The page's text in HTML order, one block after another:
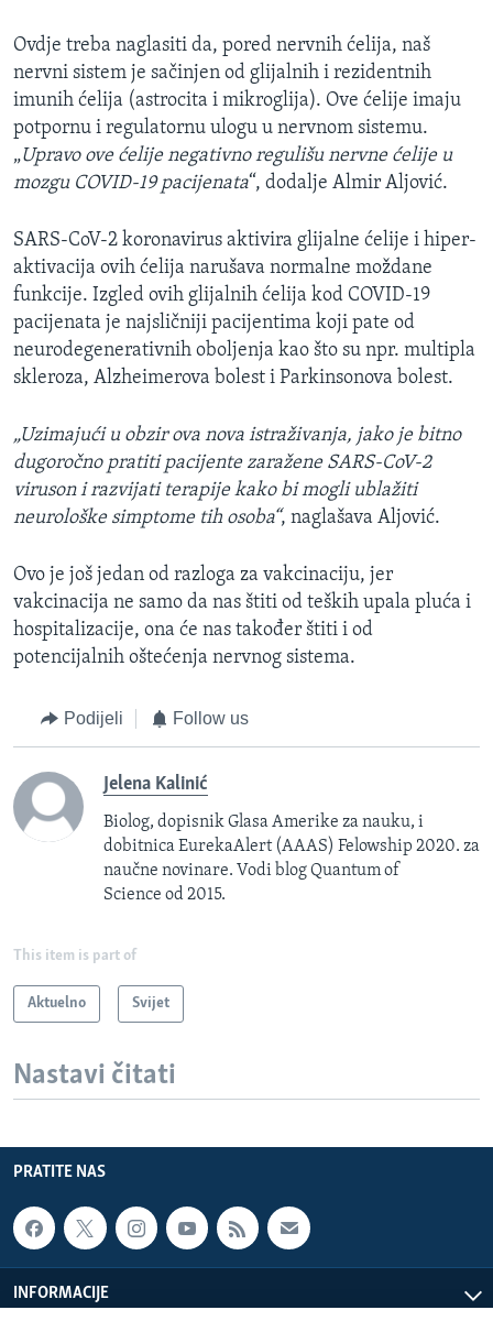
Ovdje treba naglasiti da, pored nervnih ćelija, naš
nervni sistem je sačinjen od glijalnih i rezidentnih
imunih ćelija (astrocita i mikroglija). Ove ćelije imaju
potpornu i regulatornu ulogu u nervnom sistemu.
„Upravo ove ćelije negativno regulišu nervne ćelije u
mozgu COVID-19 pacijenata“, dodalje Almir Aljović.
SARS-CoV-2 koronavirus aktivira glijalne ćelije i hiper-
aktivacija ovih ćelija narušava normalne moždane
funkcije. Izgled ovih glijalnih ćelija kod COVID-19
pacijenata je najsličniji pacijentima koji pate od
neurodegenerativnih oboljenja kao što su npr. multipla
skleroza, Alzheimerova bolest i Parkinsonova bolest.
„Uzimajući u obzir ova nova istraživanja, jako je bitno
dugoročno pratiti pacijente zaražene SARS-CoV-2
viruson i razvijati terapije kako bi mogli ublažiti
neurološke simptome tih osoba“, naglašava Aljović.
Ovo je još jedan od razloga za vakcinaciju, jer
vakcinacija ne samo da nas štiti od teških upala pluća i
hospitalizacije, ona će nas također štiti i od
potencijalnih oštećenja nervnog sistema.
Podijeli Follow us
Jelena Kalinić
Biolog, dopisnik Glasa Amerike za nauku, i
dobitnica EurekaAlert (AAAS) Felowship 2020. za
naučne novinare. Vodi blog Quantum of
Science od 2015.
This item is part of
Aktuelno Svijet
Nastavi čitati
PRATITE NAS
INFORMACIJE